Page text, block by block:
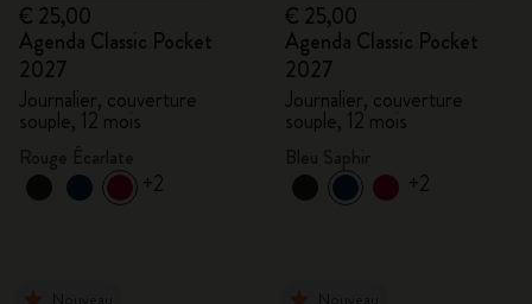
€ 25,00
Agenda Classic Pocket
2027
Journalier, couverture
souple, 12 mois
+2
€ 25,00
Agenda Classic Pocket
2027
Journalier, couverture
souple, 12 mois
+2